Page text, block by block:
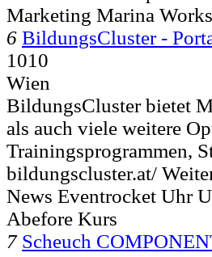
Marketing Marina
6 BildungsCluster -
1010
Wien
BildungsCluster bietet
als auch viele weitere
Trainingsprogrammen,
bildungscluster.at/
News Eventrocket Uhr
Abefore Kurs
7 Scheuch